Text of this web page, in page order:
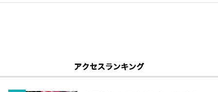
アクセスランキング